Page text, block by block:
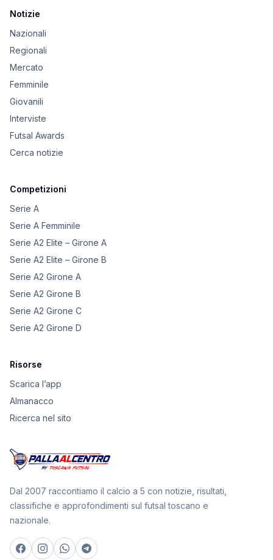
Notizie
Nazionali
Regionali
Mercato
Femminile
Giovanili
Interviste
Futsal Awards
Cerca notizie
Competizioni
Serie A
Serie A Femminile
Serie A2 Elite – Girone A
Serie A2 Elite – Girone B
Serie A2 Girone A
Serie A2 Girone B
Serie A2 Girone C
Serie A2 Girone D
Risorse
Scarica l’app
Almanacco
Ricerca nel sito
Dal 2007 raccontiamo il calcio a 5 con notizie, risultati,
classifiche e approfondimenti sul futsal toscano e
nazionale.